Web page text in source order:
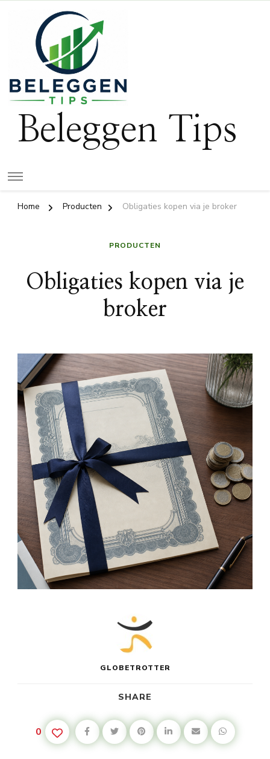
Beleggen Tips
Home Producten Obligaties kopen via je broker
PRODUCTEN
Obligaties kopen via je
broker
GLOBETROTTER
SHARE
0